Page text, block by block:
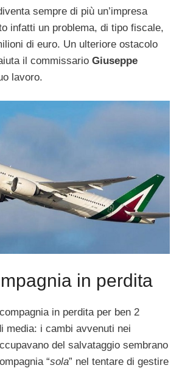
sempre di più un’impresa
infatti un problema, di tipo fiscale,
di euro. Un ulteriore ostacolo
il commissario Giuseppe
lavoro.
in perdita
in perdita per ben 2
media: i cambi avvenuti nei
del salvataggio sembrano
“sola” nel tentare di gestire